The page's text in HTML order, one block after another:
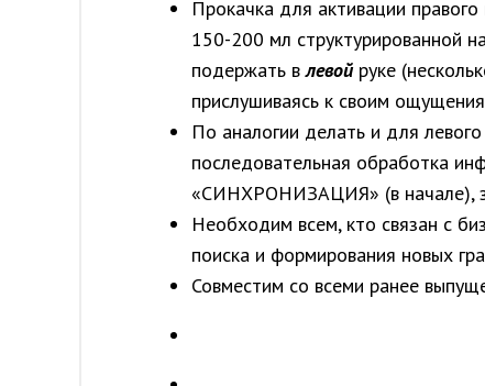
Прокачка для активации
150-200 мл
подержать влевойруке
прислушиваясь к своим
По аналогии делать и для
последовательная
«СИНХРОНИЗАЦИЯ» (в начале),
Необходим всем, кто связан с
поиска и формирования новых
Совместим со всеми ранее